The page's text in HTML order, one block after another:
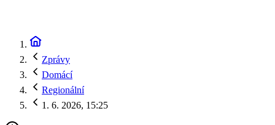
Zprávy
Domácí
Regionální
1. 6. 2026, 15:25